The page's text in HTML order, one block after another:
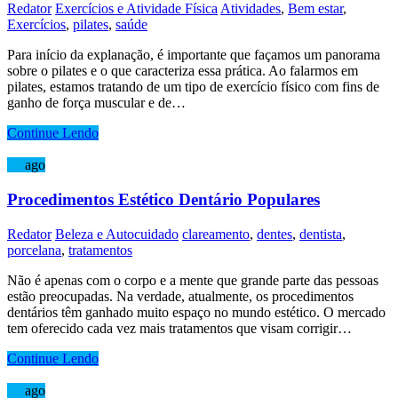
Redator Exercícios e Atividade FísicaAtividades, Bem estar,
Exercícios, pilates, saúde
Para início da explanação, é importante que façamos um panorama
sobre o pilates e o que caracteriza essa prática. Ao falarmos em
pilates, estamos tratando de um tipo de exercício físico com fins de
ganho de força muscular e de…
Continue Lendo
ago
Procedimentos Estético Dentário Populares
Redator Beleza e Autocuidado clareamento, dentes, dentista,
porcelana, tratamentos
Não é apenas com o corpo e a mente que grande parte das pessoas
estão preocupadas. Na verdade, atualmente, os procedimentos
dentários têm ganhado muito espaço no mundo estético. O mercado
tem oferecido cada vez mais tratamentos que visam corrigir…
Continue Lendo
ago